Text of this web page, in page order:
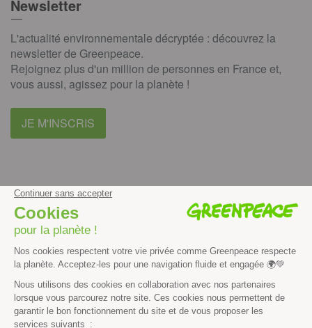
Newsletter
L'actualité environnementale décryptée : découvrez la
newsletter de Greenpeace.
Rejoignez plus d'un million de personnes en France et,
vous aussi, agissez pour la planète !
JE M'INSCRIS
instagramyoutube
Contenus et propriété intellectuelle
Mentions légales
Politique de confidentialité
Les autres sites de Greenpeace
dans le monde